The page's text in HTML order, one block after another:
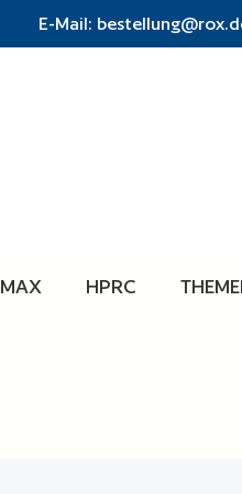
E-Mail:
MAX HPRC